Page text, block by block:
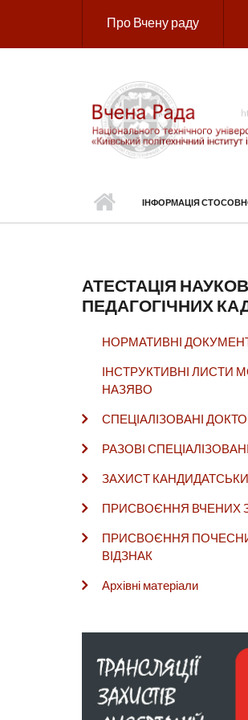
Про Вчену раду
ІНФОРМАЦІЯ
АТЕСТАЦІЯ
ПЕДАГОГІЧНИХ
НОРМАТИВНІ
ІНСТРУКТИВНІ ЛИСТИ
НАЗЯВО
СПЕЦІАЛІЗОВАНІ
РАЗОВІ
ЗАХИСТ
ПРИСВОЄННЯ ВЧЕНИХ
ПРИСВОЄННЯ
ВІДЗНАК
Архівні матеріали